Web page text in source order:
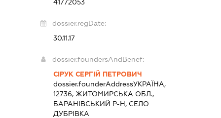
41772053
dossier.regDate:
30.11.17
dossier.foundersAndBenef:
СІРУК СЕРГІЙ ПЕТРОВИЧ
dossier.founderAddressУКРАЇНА,
12736, ЖИТОМИРСЬКА ОБЛ.,
БАРАНІВСЬКИЙ Р-Н, СЕЛО
ДУБРІВКА